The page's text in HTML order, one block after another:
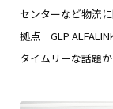
センターなど物流
拠点「GLP
タイムリーな話題